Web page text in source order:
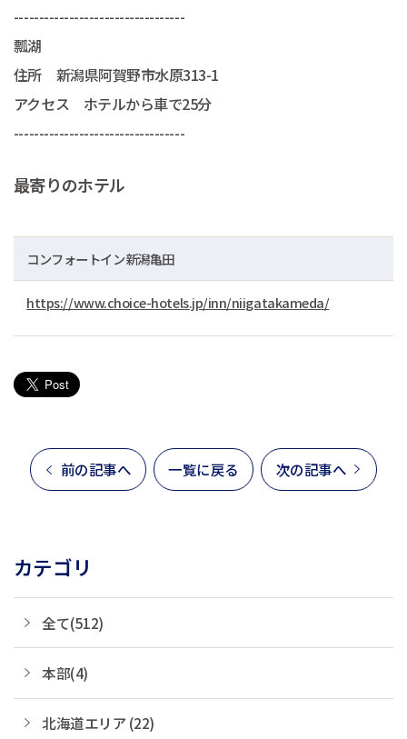
----------------------------------
瓢湖
住所 新潟県阿賀野市水原313-1
アクセス ホテルから車で25分
----------------------------------
最寄りのホテル
コンフォートイン新潟亀田
https://www.choice-hotels.jp/inn/niigatakameda/
前の記事へ 一覧に戻る 次の記事へ
カテゴリ
全て(512)
本部(4)
北海道エリア (22)